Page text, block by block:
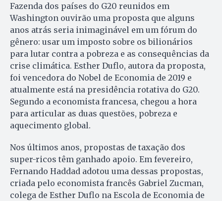
Fazenda dos países do G20 reunidos em
Washington ouvirão uma proposta que alguns
anos atrás seria inimaginável em um fórum do
gênero: usar um imposto sobre os bilionários
para lutar contra a pobreza e as consequências da
crise climática. Esther Duflo, autora da proposta,
foi vencedora do Nobel de Economia de 2019 e
atualmente está na presidência rotativa do G20.
Segundo a economista francesa, chegou a hora
para articular as duas questões, pobreza e
aquecimento global.
Nos últimos anos, propostas de taxação dos
super-ricos têm ganhado apoio. Em fevereiro,
Fernando Haddad adotou uma dessas propostas,
criada pelo economista francês Gabriel Zucman,
colega de Esther Duflo na Escola de Economia de